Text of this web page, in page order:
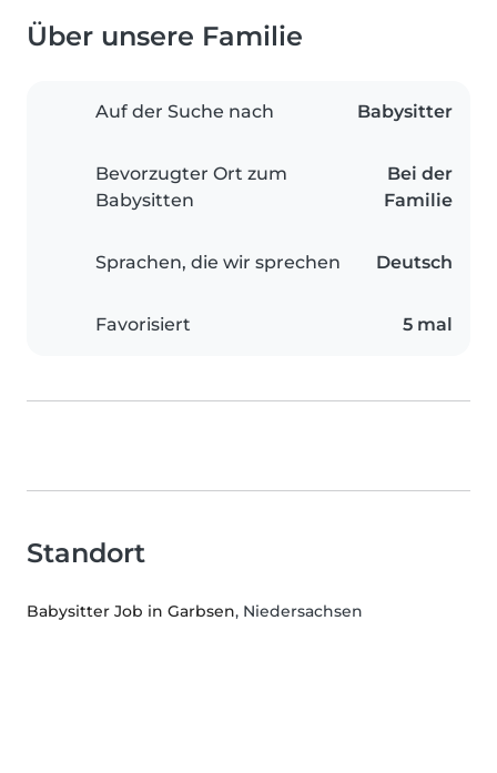
Über unsere Familie
Auf der Suche nach Babysitter
Bevorzugter Ort zum
Babysitten
Bei der
Familie
Sprachen, die wir sprechen Deutsch
Favorisiert 5 mal
Standort
Babysitter Job in Garbsen, Niedersachsen